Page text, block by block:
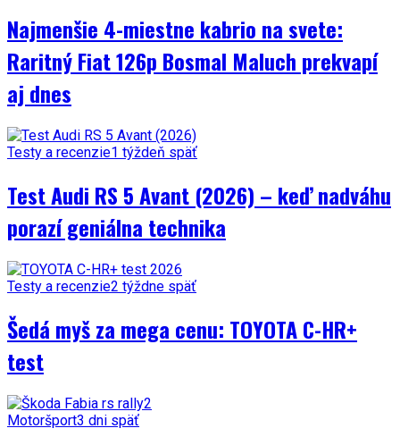
Najmenšie 4-miestne kabrio na svete:
Raritný Fiat 126p Bosmal Maluch prekvapí
aj dnes
Testy a recenzie1 týždeň späť
Test Audi RS 5 Avant (2026) – keď nadváhu
porazí geniálna technika
Testy a recenzie2 týždne späť
Šedá myš za mega cenu: TOYOTA C-HR+
test
Motoršport3 dni späť